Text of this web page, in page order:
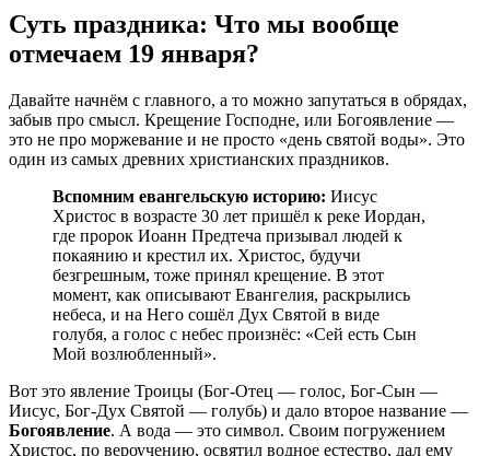
Суть праздника: Что мы вообще
отмечаем 19 января?
Давайте начнём с главного, а то можно запутаться в обрядах,
забыв про смысл. Крещение Господне, или Богоявление —
это не про моржевание и не просто «день святой воды». Это
один из самых древних христианских праздников.
Вспомним евангельскую историю: Иисус
Христос в возрасте 30 лет пришёл к реке Иордан,
где пророк Иоанн Предтеча призывал людей к
покаянию и крестил их. Христос, будучи
безгрешным, тоже принял крещение. В этот
момент, как описывают Евангелия, раскрылись
небеса, и на Него сошёл Дух Святой в виде
голубя, а голос с небес произнёс: «Сей есть Сын
Мой возлюбленный».
Вот это явление Троицы (Бог-Отец — голос, Бог-Сын —
Иисус, Бог-Дух Святой — голубь) и дало второе название —
Богоявление. А вода — это символ. Своим погружением
Христос, по вероучению, освятил водное естество, дал ему